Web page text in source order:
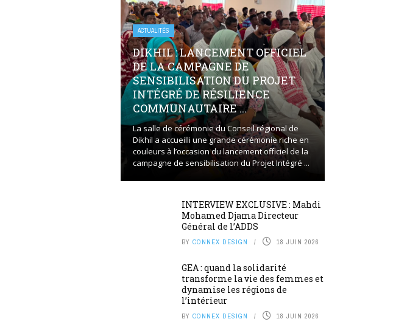
ACTUALITÉS
DIKHIL : LANCEMENT OFFICIEL
DE LA CAMPAGNE DE
SENSIBILISATION DU PROJET
INTÉGRÉ DE RÉSILIENCE
COMMUNAUTAIRE ...
La salle de cérémonie du Conseil régional de
Dikhil a accueilli une grande cérémonie riche en
couleurs à l’occasion du lancement officiel de la
campagne de sensibilisation du Projet Intégré ...
INTERVIEW EXCLUSIVE : Mahdi
Mohamed Djama Directeur
Général de l’ADDS
BY CONNEX DESIGN 18 JUIN 2026
GEA : quand la solidarité
transforme la vie des femmes et
dynamise les régions de
l’intérieur
BY CONNEX DESIGN 18 JUIN 2026